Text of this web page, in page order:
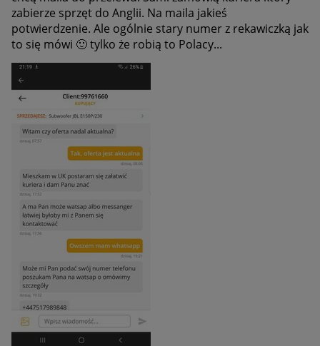
zabierze sprzęt do Anglii. Na maila jakieś
potwierdzenie. Ale ogólnie stary numer z rekawiczką jak
to się mówi 🙂tylko że robią to Polacy...